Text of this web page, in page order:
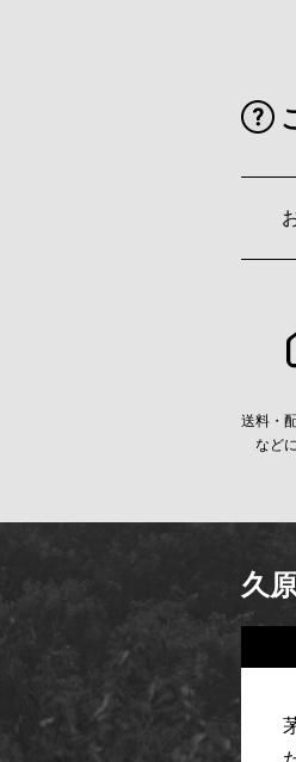
送料・
など
久